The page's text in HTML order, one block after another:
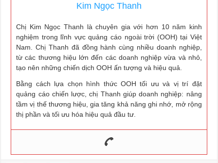
Kim Ngọc Thanh
Chị Kim Ngọc Thanh là chuyên gia với hơn 10 năm kinh
nghiệm trong lĩnh vực quảng cáo ngoài trời (OOH) tại Việt
Nam. Chị Thanh đã đồng hành cùng nhiều doanh nghiệp,
từ các thương hiệu lớn đến các doanh nghiệp vừa và nhỏ,
tạo nên những chiến dịch OOH ấn tượng và hiệu quả.
Bằng cách lựa chọn hình thức OOH tối ưu và vị trí đặt
quảng cáo chiến lược, chị Thanh giúp doanh nghiệp: nâng
tầm vị thế thương hiệu, gia tăng khả năng ghi nhớ, mở rộng
thị phần và tối ưu hóa hiệu quả đầu tư.